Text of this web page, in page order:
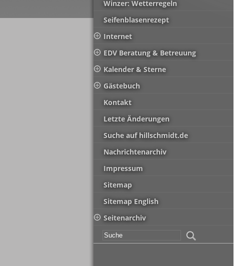
Winzer: Wetterregeln
Seifenblasenrezept
Internet
EDV Beratung & Betreuung
Kalender & Sterne
Gästebuch
Kontakt
Letzte Änderungen
Suche auf hillschmidt.de
Nachrichtenarchiv
Impressum
Sitemap
Sitemap English
Seitenarchiv